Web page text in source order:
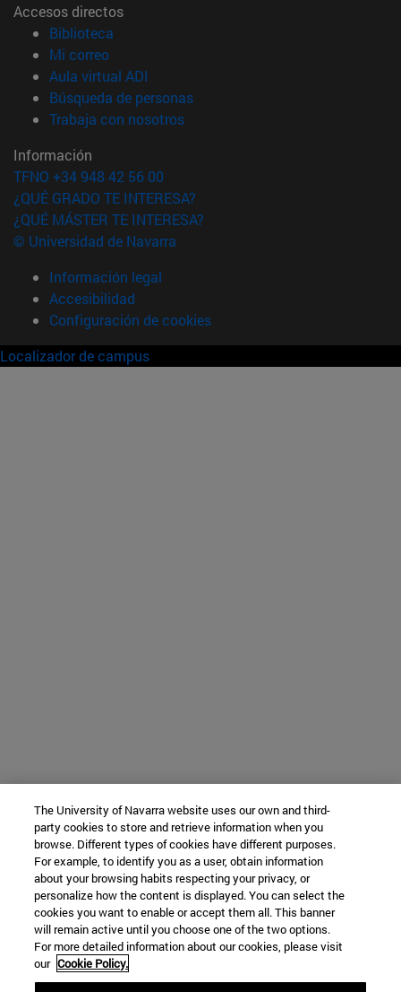
Accesos directos
Biblioteca
Mi correo(abre en nueva ventana)
Aula virtual ADI
Búsqueda de personas(abre en nueva ventana)
Trabaja con nosotros(abre en nueva ventana)
Información
TFNO +34 948 42 56 00
¿QUÉ GRADO TE INTERESA?
¿QUÉ MÁSTER TE INTERESA?
© Universidad de Navarra
Información legal
Accesibilidad
Configuración de cookies
Localizador de campus
The University of Navarra website uses our own and third-
party cookies to store and retrieve information when you
browse. Different types of cookies have different purposes.
For example, to identify you as a user, obtain information
about your browsing habits respecting your privacy, or
personalize how the content is displayed. You can select the
cookies you want to enable or accept them all. This banner
will remain active until you choose one of the two options.
For more detailed information about our cookies, please visit
our Cookie Policy.